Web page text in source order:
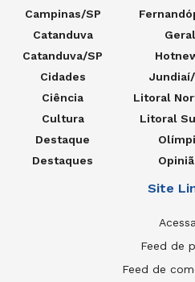
Campinas/SP
Catanduva
Catanduva/SP
Cidades
Ciência
Cultura
Destaque
Destaques
Geral
Jundiaí/
Litoral
Litoral
Site
Feed de
Feed de